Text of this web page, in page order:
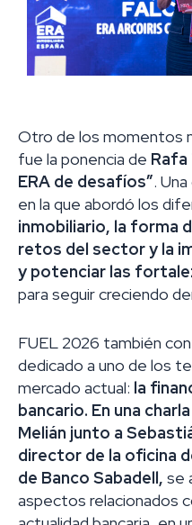
Otro de los momentos
fue la ponencia de Rafa
ERA de desafíos”.
en la que abordó los
inmobiliario, la forma
retos del sector y la
y potenciar las
para seguir creciendo
FUEL 2026 también
dedicado a uno de los
mercado actual: la
bancario. En una
Melián junto a
director de la oficina
de Banco Sabadell, se
aspectos relacionados